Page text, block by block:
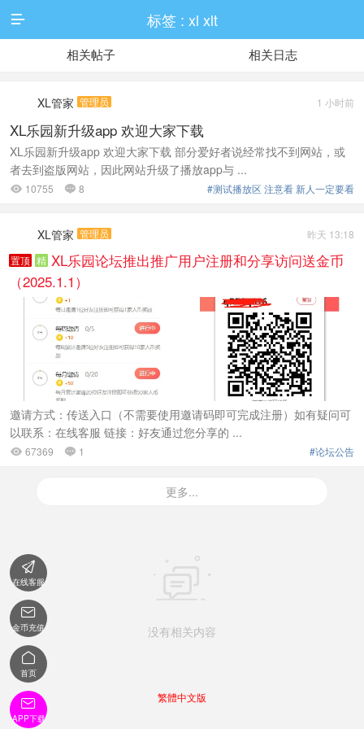
 标签 : xl xlt
相关帖子 相关日志
1 小时前
XL管家 管理员
XL乐园新升级app 欢迎大家下载
XL乐园新升级app 欢迎大家下载 部分爱好者说经常找不到网站，或
者去到盗版网站，因此网站升级了播放app与 ...
#测试播放区 注意看 新人一定要看
 10755  8
昨天 13:18
XL管家 管理员
置顶 精 XL乐园论坛推出推广用户注册和分享访问送金币
（2025.1.1）
邀请方式：传送入口（不需要使用邀请码即可完成注册）如有疑问可
以联系：在线客服 链接：好友通过您分享的 ...
#论坛公告
 67369  1
更多...
没有相关内容
繁體中文版

在线客服

金币充值

首页

APP下载